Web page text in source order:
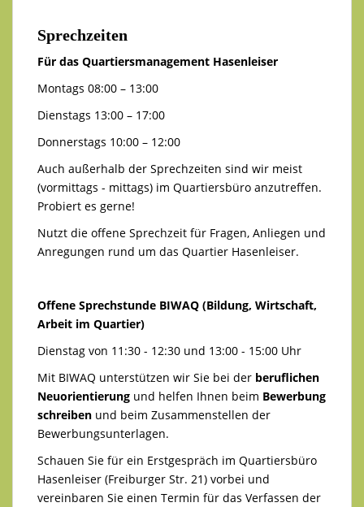
Sprechzeiten
Für das Quartiersmanagement Hasenleiser
Montags 08:00 – 13:00
Dienstags 13:00 – 17:00
Donnerstags 10:00 – 12:00
Auch außerhalb der Sprechzeiten sind wir meist
(vormittags - mittags) im Quartiersbüro anzutreffen.
Probiert es gerne!
Nutzt die offene Sprechzeit für Fragen, Anliegen und
Anregungen rund um das Quartier Hasenleiser.
Offene Sprechstunde BIWAQ (Bildung, Wirtschaft,
Arbeit im Quartier)
Dienstag von 11:30 - 12:30 und 13:00 - 15:00 Uhr
Mit BIWAQ unterstützen wir Sie bei der beruflichen
Neuorientierung und helfen Ihnen beim Bewerbung
schreiben und beim Zusammenstellen der
Bewerbungsunterlagen.
Schauen Sie für ein Erstgespräch im Quartiersbüro
Hasenleiser (Freiburger Str. 21) vorbei und
vereinbaren Sie einen Termin für das Verfassen der